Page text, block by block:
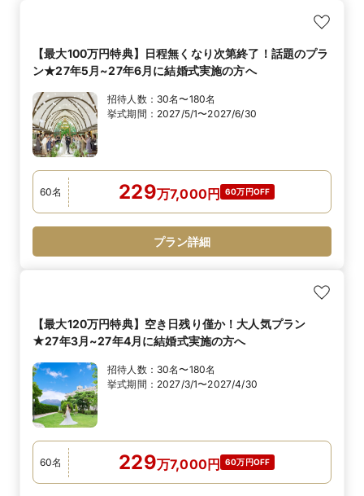
【最大100万円特典】日程無くなり次第終了！話題のプラ
ン★27年5月~27年6月に結婚式実施の方へ
招待人数： 30名〜180名
挙式期間： 2027/5/1〜2027/6/30
60名 229万7,000円 60万円OFF
プラン詳細
【最大120万円特典】空き日残り僅か！大人気プラン
★27年3月~27年4月に結婚式実施の方へ
招待人数： 30名〜180名
挙式期間： 2027/3/1〜2027/4/30
60名 229万7,000円 60万円OFF